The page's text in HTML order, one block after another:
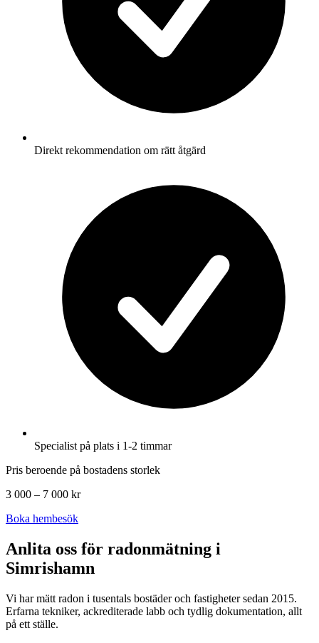
Direkt rekommendation om rätt åtgärd
Specialist på plats i 1-2 timmar
Pris beroende på bostadens storlek
3 000 – 7 000 kr
Boka hembesök
Anlita oss för radonmätning i
Simrishamn
Vi har mätt radon i tusentals bostäder och fastigheter sedan 2015.
Erfarna tekniker, ackrediterade labb och tydlig dokumentation, allt
på ett ställe.